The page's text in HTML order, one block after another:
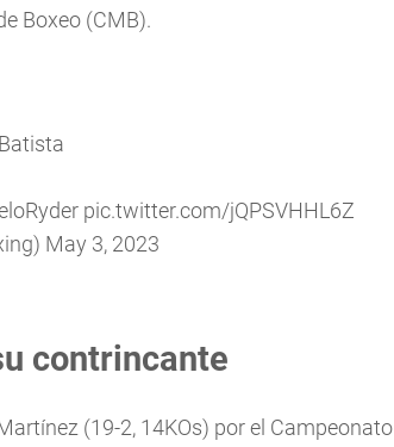
Boxeo (CMB).
pic.twitter.com/jQPSVHHL6Z
May 3, 2023
contrincante
(19-2, 14KOs) por el Campeonato